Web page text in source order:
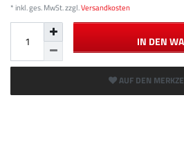
* inkl. ges. MwSt. zzgl.Versandkosten
IN DEN
AUF DEN